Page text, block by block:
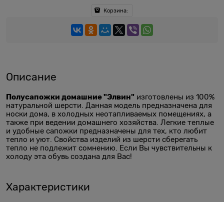
Корзина:
Описание
Полусапожки домашние "Элвин" изготовлены из 100%
натуральной шерсти. Данная модель предназначена для
носки дома, в холодных неотапливаемых помещениях, а
также при ведении домашнего хозяйства. Легкие теплые
и удобные сапожки предназначены для тех, кто любит
тепло и уют. Свойства изделий из шерсти сберегать
тепло не подлежит сомнению. Если Вы чувствительны к
холоду эта обувь создана для Вас!
Характеристики